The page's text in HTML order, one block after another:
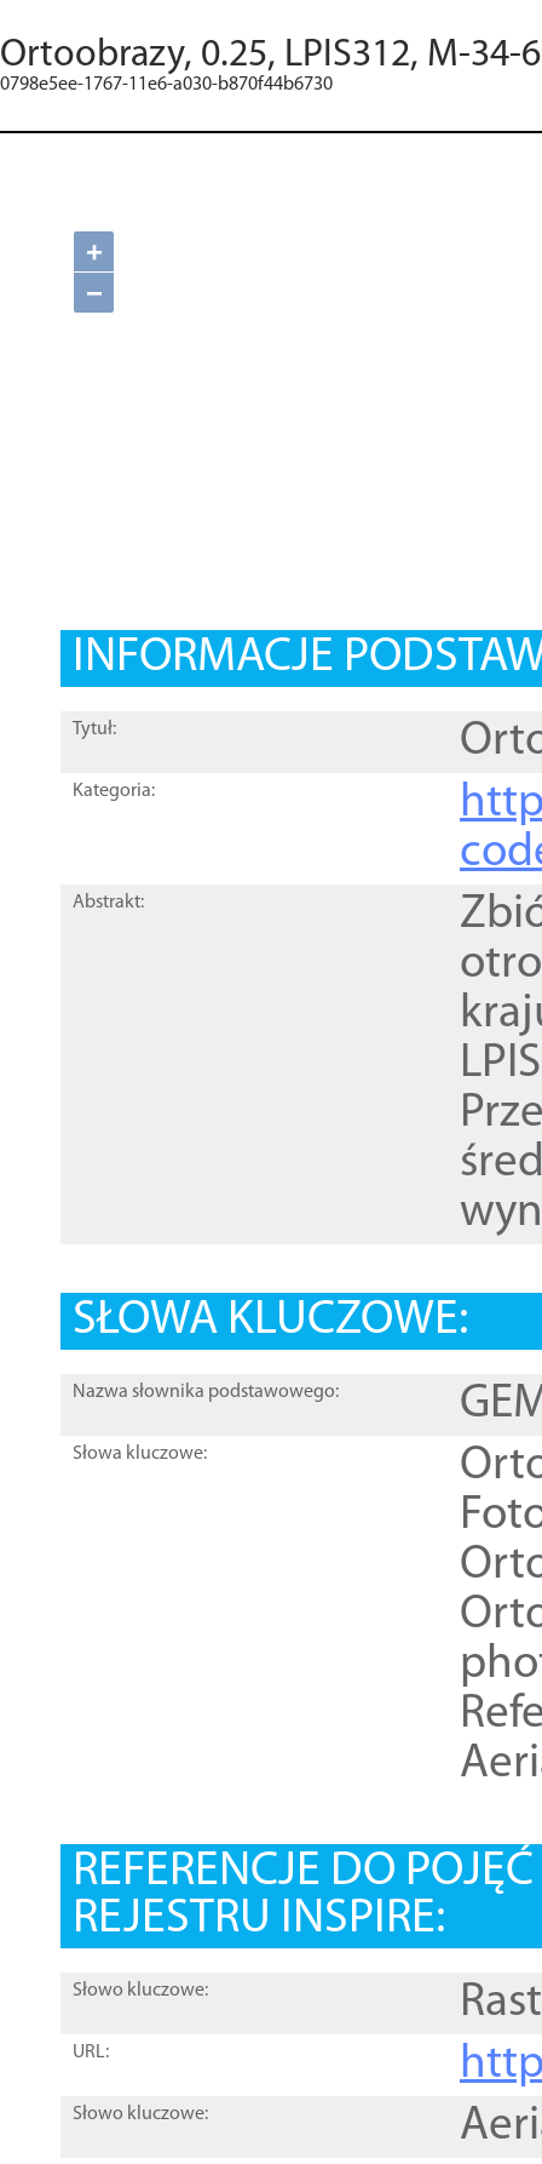
Ortoobrazy, 0.25, LPIS312, M-34-
0798e5ee-1767-11e6-a030-b870f44b6730
+
−
INFORMACJE
Tytuł:
Kategoria:
Abstrakt:
SŁOWA KLUCZOWE:
Nazwa słownika podstawowego:
Słowa kluczowe:
REFERENCJE DO
REJESTRU INSPIRE:
Słowo kluczowe:
URL:
Słowo kluczowe: